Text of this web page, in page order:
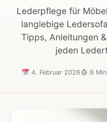
Lederpflege für
langlebige
Tipps, Anleitungen
jeden
4. Februar 2026 6